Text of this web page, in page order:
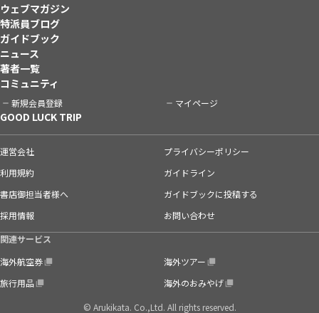
ウェブマガジン
特派員ブログ
ガイドブック
ニュース
著者一覧
コミュニティ
新規会員登録 マイページ
GOOD LUCK TRIP
運営会社
プライバシーポリシー
利用規約
ガイドライン
書店御担当者様へ
ガイドブックに投稿する
採用情報
お問い合わせ
関連サービス
海外航空券
海外ツアー
旅行用品
海外のおみやげ
© Arukikata. Co.,Ltd. All rights reserved.